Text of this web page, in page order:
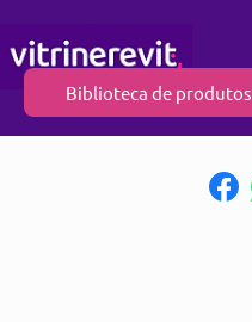
Biblioteca de produtos